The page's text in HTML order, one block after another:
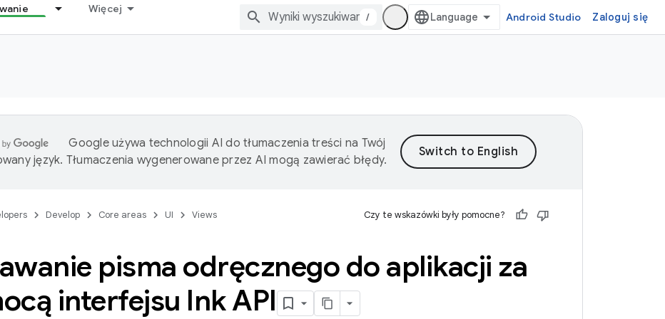
Więcej
/ Android Studio Zaloguj się
Google używa technologii AI do tłumaczenia treści na Twój
język. Tłumaczenia wygenerowane przez AI mogą zawierać błędy.
Develop Core areas UI Views Czy te wskazówki były pomocne?
pisma odręcznego do aplikacji za
interfejsu Ink API